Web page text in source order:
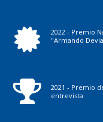
2022 - Premio
"Armando
2021 - Premio
entrevista